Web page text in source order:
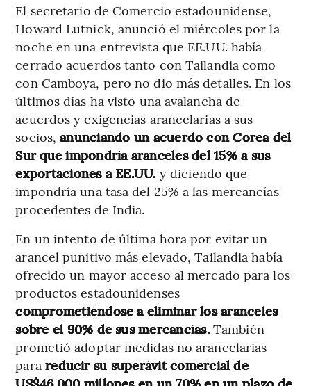
El secretario de Comercio estadounidense,
Howard Lutnick, anunció el miércoles por la
noche en una entrevista que EE.UU. había
cerrado acuerdos tanto con Tailandia como
con Camboya, pero no dio más detalles. En los
últimos días ha visto una avalancha de
acuerdos y exigencias arancelarias a sus
socios,anunciando un acuerdo con Corea del
Sur que impondría aranceles del 15% a sus
exportaciones a EE.UU. y diciendo que
impondría una tasa del 25% a las mercancías
procedentes de India.
En un intento de última hora por evitar un
arancel punitivo más elevado, Tailandia había
ofrecido un mayor acceso al mercado para los
productos estadounidenses
comprometiéndose a eliminar los aranceles
sobre el 90% de sus mercancías.También
prometió adoptar medidas no arancelarias
para reducir su superávit comercial de